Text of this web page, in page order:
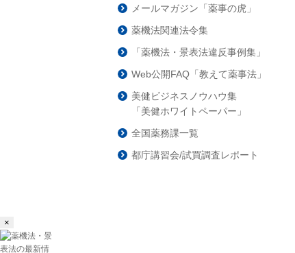
×
メールマガジン「薬事の虎」
薬機法関連法令集
「薬機法・景表法違反事例集」
Web公開FAQ「教えて薬事法」
美健ビジネスノウハウ集
「美健ホワイトペーパー」
全国薬務課一覧
都庁講習会/試買調査レポート